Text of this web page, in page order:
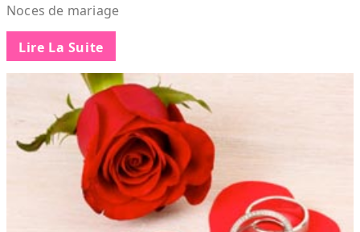
Noces de mariage
Lire La Suite